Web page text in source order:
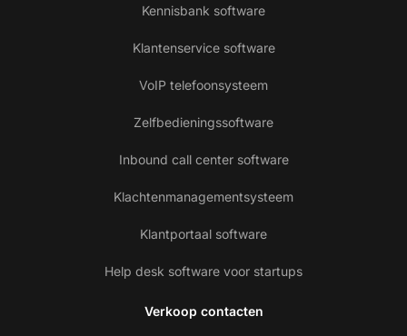
Kennisbank software
Klantenservice software
VoIP telefoonsysteem
Zelfbedieningssoftware
Inbound call center software
Klachtenmanagementsysteem
Klantportaal software
Help desk software voor startups
Verkoop contacten